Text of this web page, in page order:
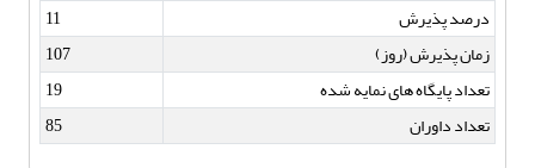
درصد پذیرش
11
زمان پذیرش (روز)
107
تعداد پایگاه های نمایه شده
19
تعداد داوران
85